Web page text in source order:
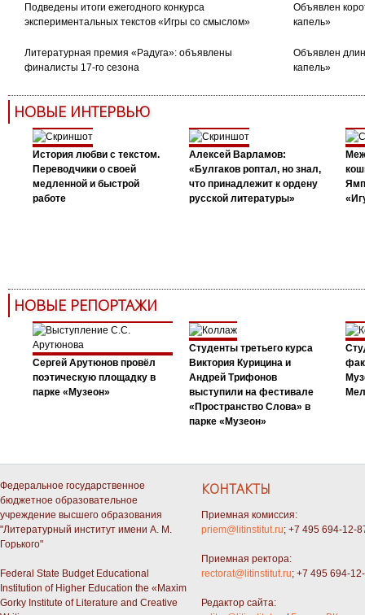
Подведены итоги ежегодного конкурса
экспериментальных текстов «Игры со смыслом»
Объявлен
капель»
Литературная премия «Радуга»: объявлены
финалисты 17-го сезона
Объявлен
капель»
НОВЫЕ ИНТЕРВЬЮ
История любви с текстом.
Переводчики о своей
медленной и быстрой
работе
Алексей Варламов:
«Булгаков роптал, но знал,
что принадлежит к ордену
русской литературы»
НОВЫЕ РЕПОРТАЖИ
Сергей Арутюнов провёл
поэтическую площадку в
парке «Музеон»
Студенты третьего курса
Виктория Курицина и
Андрей Трифонов
выступили на фестивале
«Пространство Слова» в
парке «Музеон»
Федеральное государственное
бюджетное образовательное
учреждение высшего образования
"Литературный институт имени А. М.
Горького"
Federal State Budget Educational
Institution of Higher Education the «Maxim
Gorky Institute of Literature and Creative
КОНТАКТЫ
Приемная комиссия:
priem@litinstitut.ru; +7 495 694-12-
Приемная ректора:
rectorat@litinstitut.ru; +7 495 694-
Редактор сайта: